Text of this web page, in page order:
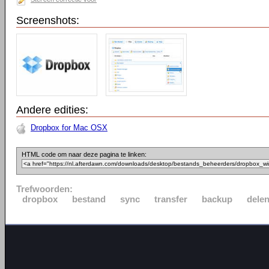
Screenshots:
Andere edities:
Dropbox for Mac OSX
HTML code om naar deze pagina te linken:
Trefwoorden:
dropbox
bestand sync transfer backup delen